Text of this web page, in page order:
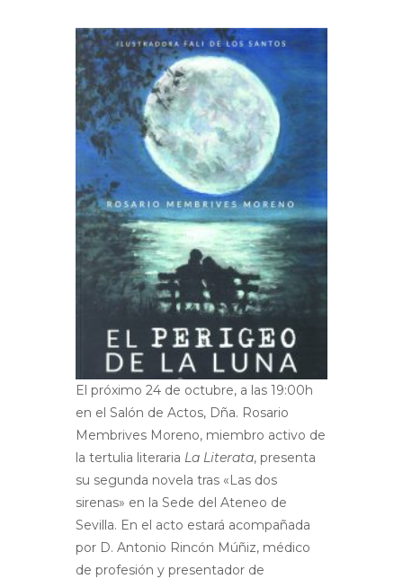
El próximo 24 de octubre, a las 19:00h
en el Salón de Actos, Dña. Rosario
Membrives Moreno, miembro activo de
la tertulia literaria La Literata, presenta
su segunda novela tras «Las dos
sirenas» en la Sede del Ateneo de
Sevilla. En el acto estará acompañada
por D. Antonio Rincón Múñiz, médico
de profesión y presentador de